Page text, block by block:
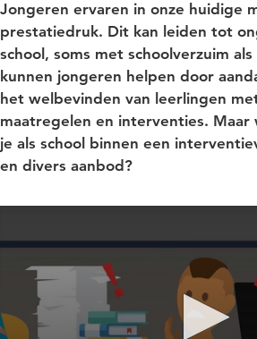
Jongeren ervaren in onze huidige
prestatiedruk. Dit kan leiden tot
school, soms met schoolverzuim
kunnen jongeren helpen door
het welbevinden van leerlingen
maatregelen en interventies. Maar
je als school binnen een
en divers aanbod?